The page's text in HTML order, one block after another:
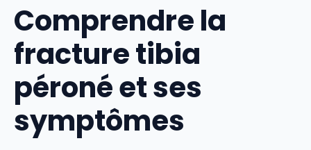
Comprendre la
fracture tibia
péroné et ses
symptômes